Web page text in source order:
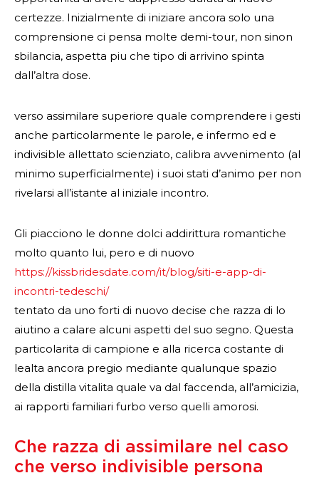
certezze. Inizialmente di iniziare ancora solo una
comprensione ci pensa molte demi-tour, non sinon
sbilancia, aspetta piu che tipo di arrivino spinta
dall’altra dose.
verso assimilare superiore quale comprendere i gesti
anche particolarmente le parole, e infermo ed e
indivisible allettato scienziato, calibra avvenimento (al
minimo superficialmente) i suoi stati d’animo per non
rivelarsi all’istante al iniziale incontro.
Gli piacciono le donne dolci addirittura romantiche
molto quanto lui, pero e di nuovo
https://kissbridesdate.com/it/blog/siti-e-app-di-
incontri-tedeschi/
tentato da uno forti di nuovo decise che razza di lo
aiutino a calare alcuni aspetti del suo segno. Questa
particolarita di campione e alla ricerca costante di
lealta ancora pregio mediante qualunque spazio
della distilla vitalita quale va dal faccenda, all’amicizia,
ai rapporti familiari furbo verso quelli amorosi.
Che razza di assimilare nel caso
che verso indivisible persona